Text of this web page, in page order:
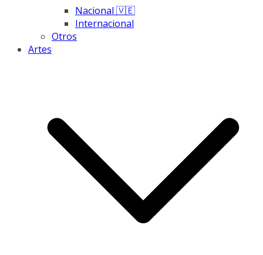
Nacional 🇻🇪
Internacional
Otros
Artes